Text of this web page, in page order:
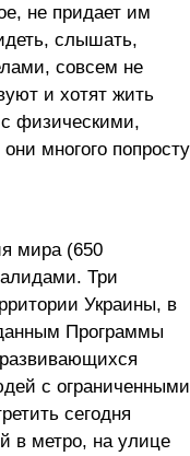
не придает им
слышать,
совсем не
и хотят жить
физическими,
многого попросту
мира (650
Три
Украины, в
Программы
с ограниченными
сегодня
в метро, на улице